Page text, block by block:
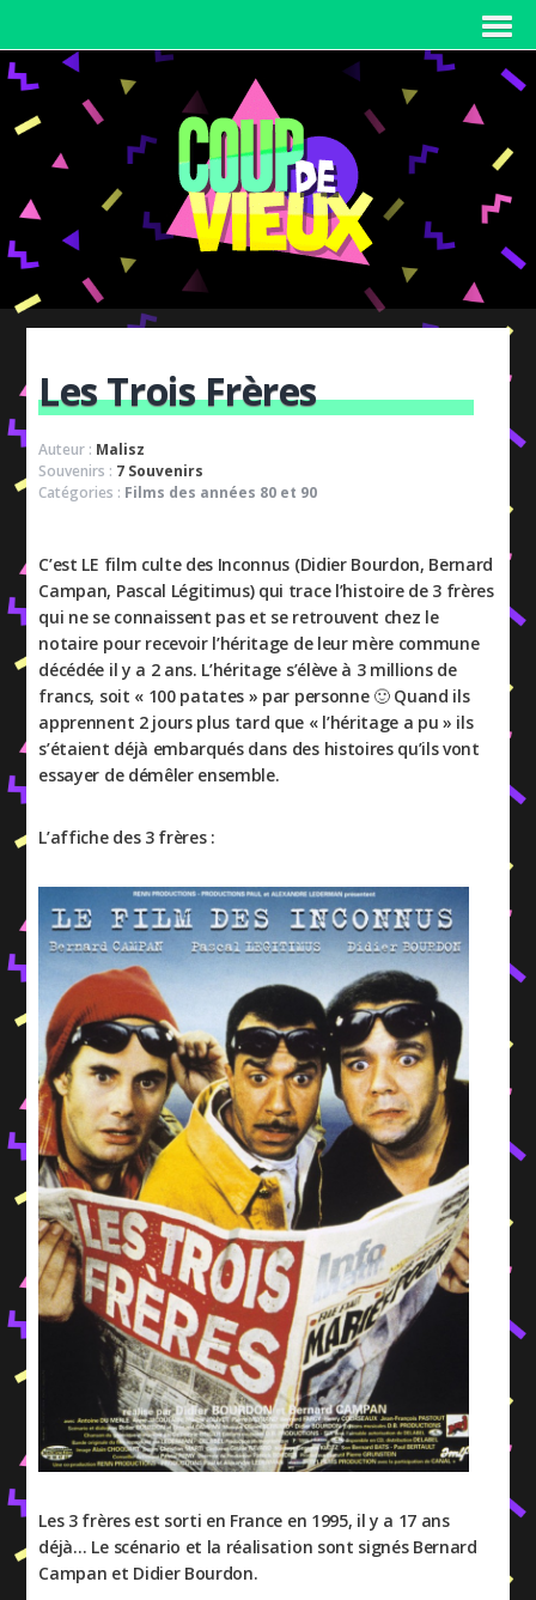
Les Trois Frères
Auteur : Malisz
Souvenirs : 7 Souvenirs
Catégories : Films des années 80 et 90
C’est LE film culte des Inconnus (Didier Bourdon, Bernard
Campan, Pascal Légitimus) qui trace l’histoire de 3 frères
qui ne se connaissent pas et se retrouvent chez le
notaire pour recevoir l’héritage de leur mère commune
décédée il y a 2 ans. L’héritage s’élève à 3 millions de
francs, soit « 100 patates » par personne 🙂 Quand ils
apprennent 2 jours plus tard que « l’héritage a pu » ils
s’étaient déjà embarqués dans des histoires qu’ils vont
essayer de démêler ensemble.
L’affiche des 3 frères :
Les 3 frères est sorti en France en 1995, il y a 17 ans
déjà… Le scénario et la réalisation sont signés Bernard
Campan et Didier Bourdon.